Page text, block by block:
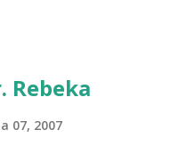
Rebeka
07, 2007